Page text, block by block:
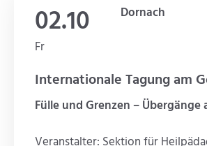
02.10
Fr
Dornach
Internationale Tagung am
Fülle und Grenzen – Übergänge
Veranstalter: Sektion für